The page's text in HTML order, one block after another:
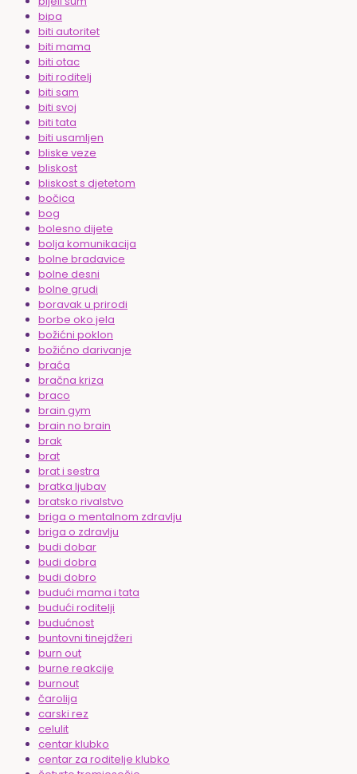
bipa
biti autoritet
biti mama
biti otac
biti roditelj
biti sam
biti svoj
biti tata
biti usamljen
bliske veze
bliskost
bliskost s djetetom
bočica
bog
bolesno dijete
bolja komunikacija
bolne bradavice
bolne desni
bolne grudi
boravak u prirodi
borbe oko jela
božićni poklon
božićno darivanje
braća
bračna kriza
braco
brain gym
brain no brain
brak
brat
brat i sestra
bratka ljubav
bratsko rivalstvo
briga o mentalnom zdravlju
briga o zdravlju
budi dobar
budi dobra
budi dobro
budući mama i tata
budući roditelji
budućnost
buntovni tinejdžeri
burn out
burne reakcije
burnout
čarolija
carski rez
celulit
centar klubko
centar za roditelje klubko